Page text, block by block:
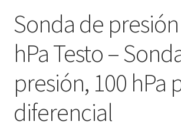
Misión y Visión
Nuestro Equipo
Página de ejemplo
Sonda de
hPa Testo –
presión, 100 hPa
diferencial